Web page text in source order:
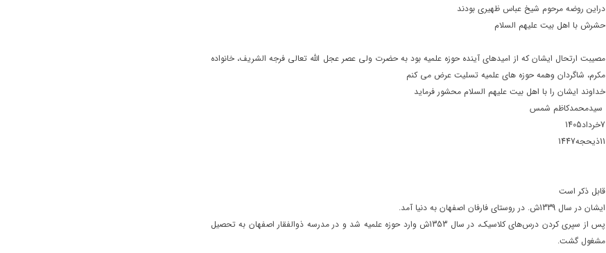
دراین روضه مرحوم شیخ عباس ظهیری بودند
حشرش با اهل بیت علیهم السلام
مصیبت ارتحال ایشان که از امیدهای آینده حوزه علمیه بود به حضرت ولی عصر عجل الله تعالی فرجه الشریف، خانواده
مکرم، شاگردان وهمه حوزه های علمیه تسلیت عرض می کنم
خداوند ایشان را با اهل بیت علیهم السلام محشور فرماید
سیدمحمدکاظم شمس
7خرداد1405
11ذیحجه1447
قابل ذکر است
ایشان در سال 1339ش. در روستای فارفان اصفهان به دنیا آمد.
پس از سپری کردن درس‌های کلاسیک، در سال 1353ش وارد حوزه علمیه شد و در مدرسه ذوالفقار اصفهان به تحصیل
مشغول گشت.